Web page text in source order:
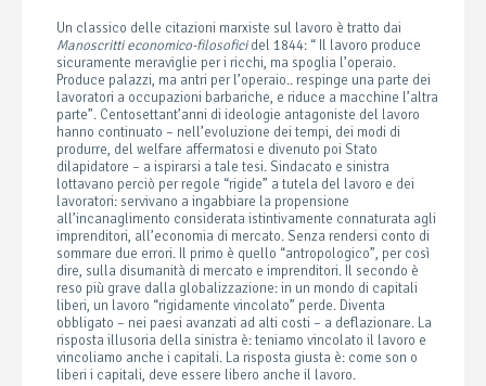
Un classico delle citazioni marxiste sul lavoro è tratto dai
Manoscritti economico-filosoficidel 1844: “ Il lavoro produce
sicuramente meraviglie per i ricchi, ma spoglia l’operaio.
Produce palazzi, ma antri per l’operaio.. respinge una parte dei
lavoratori a occupazioni barbariche, e riduce a macchine l’altra
parte”. Centosettant’anni di ideologie antagoniste del lavoro
hanno continuato – nell’evoluzione dei tempi, dei modi di
produrre, del welfare affermatosi e divenuto poi Stato
dilapidatore – a ispirarsi a tale tesi. Sindacato e sinistra
lottavano perciò per regole “rigide” a tutela del lavoro e dei
lavoratori: servivano a ingabbiare la propensione
all’incanaglimento considerata istintivamente connaturata agli
imprenditori, all’economia di mercato. Senza rendersi conto di
sommare due errori. Il primo è quello “antropologico”, per così
dire, sulla disumanità di mercato e imprenditori. Il secondo è
reso più grave dalla globalizzazione: in un mondo di capitali
liberi, un lavoro “rigidamente vincolato” perde. Diventa
obbligato – nei paesi avanzati ad alti costi – a deflazionare. La
risposta illusoria della sinistra è: teniamo vincolato il lavoro e
vincoliamo anche i capitali. La risposta giusta è: come son o
liberi i capitali, deve essere libero anche il lavoro.